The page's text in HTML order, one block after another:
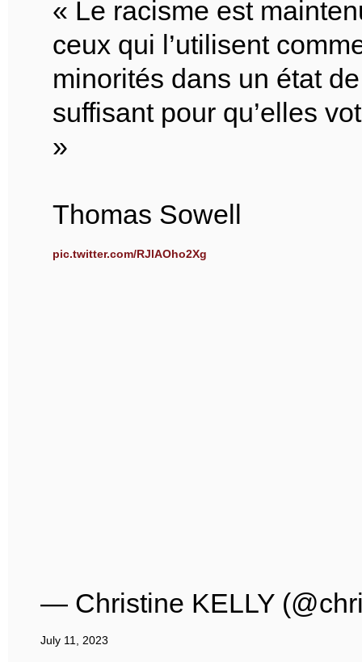
« Le racisme est
ceux qui l’utilisent
minorités dans un état
suffisant pour qu’elles
»
Thomas Sowell
pic.twitter.com/RJlAOho2Xg
— Christine KELLY
July 11, 2023